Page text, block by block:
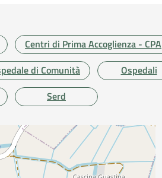
Centri di Prima Accoglienza - CPA
di Comunità Ospedali
Serd